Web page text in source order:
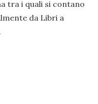
tra i quali si contano
da Libri a